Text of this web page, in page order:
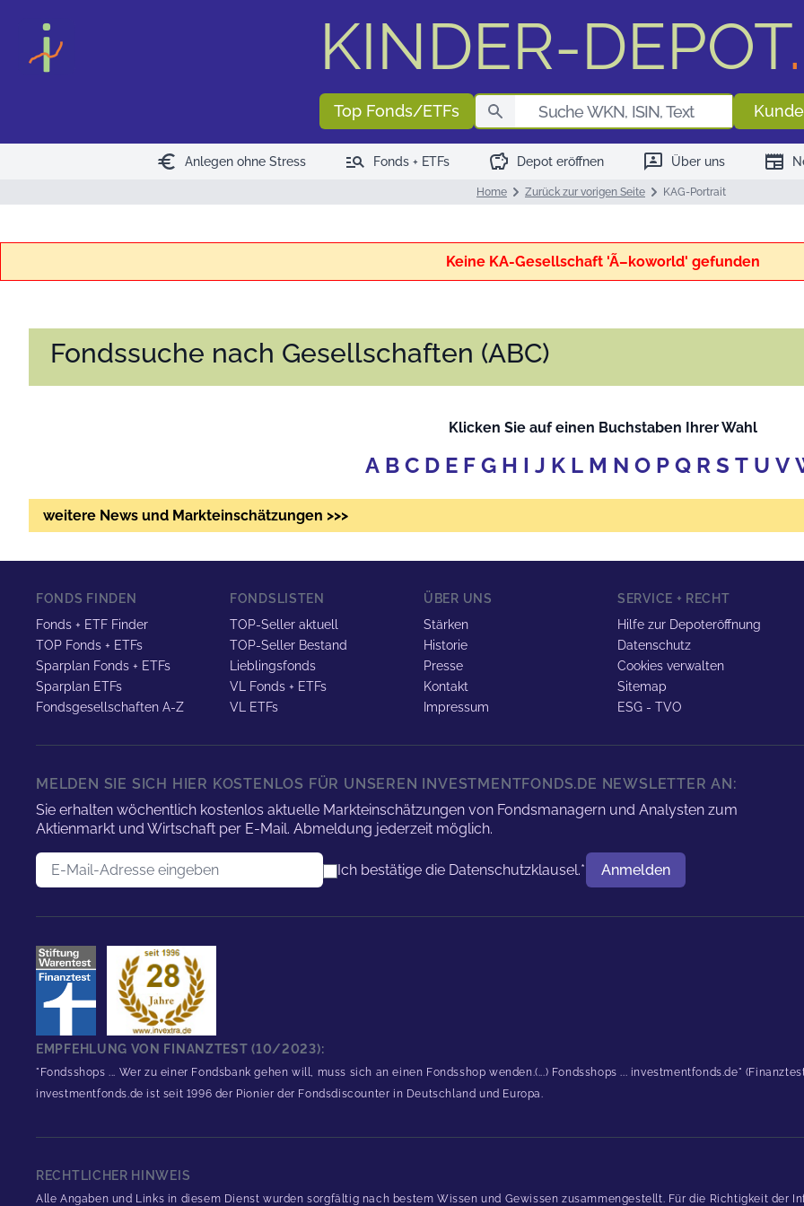
KINDER-DEPOT.
Top Fonds/ETFs
euro Anlegen ohne Stress manage_search Fonds + ETFs savings Depot eröffnen 3p Über uns newspaper
Home Zurück zur vorigen Seite KAG-Portrait
Keine KA-Gesellschaft 'Ã–koworld' gefunden
Fondssuche nach Gesellschaften (ABC)
Klicken Sie auf einen Buchstaben Ihrer Wahl
A B C D E F G H I J K L M N O P Q R S T U V
weitere News und Markteinschätzungen >>>
FONDS FINDEN
Fonds + ETF Finder
TOP Fonds + ETFs
Sparplan Fonds + ETFs
Sparplan ETFs
Fondsgesellschaften A-Z
FONDSLISTEN
TOP-Seller aktuell
TOP-Seller Bestand
Lieblingsfonds
VL Fonds + ETFs
VL ETFs
ÜBER UNS
Stärken
Historie
Presse
Kontakt
Impressum
SERVICE + RECHT
Hilfe zur Depoteröffnung
Datenschutz
Cookies verwalten
Sitemap
ESG - TVO
MELDEN SIE SICH HIER KOSTENLOS FÜR UNSEREN INVESTMENTFONDS.DE NEWSLETTER AN:
Sie erhalten wöchentlich kostenlos aktuelle Markteinschätzungen von Fondsmanagern und Analysten zum
Aktienmarkt und Wirtschaft per E-Mail. Abmeldung jederzeit möglich.
E-Mail-Adresse
Ich bestätige die Datenschutzklausel.* Benutzername
Anmelden
EMPFEHLUNG VON FINANZTEST (10/2023):
"Fondsshops ... Wer zu einer Fondsbank gehen will, muss sich an einen Fondsshop wenden.(...) Fondsshops ... investmentfonds.de"
investmentfonds.de ist seit 1996 der Pionier der Fondsdiscounter in Deutschland und Europa.
RECHTLICHER HINWEIS
Alle Angaben und Links in diesem Dienst wurden sorgfältig nach bestem Wissen und Gewissen zusammengestellt. Für die Richtigkeit der